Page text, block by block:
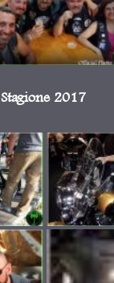
Stagione 2017